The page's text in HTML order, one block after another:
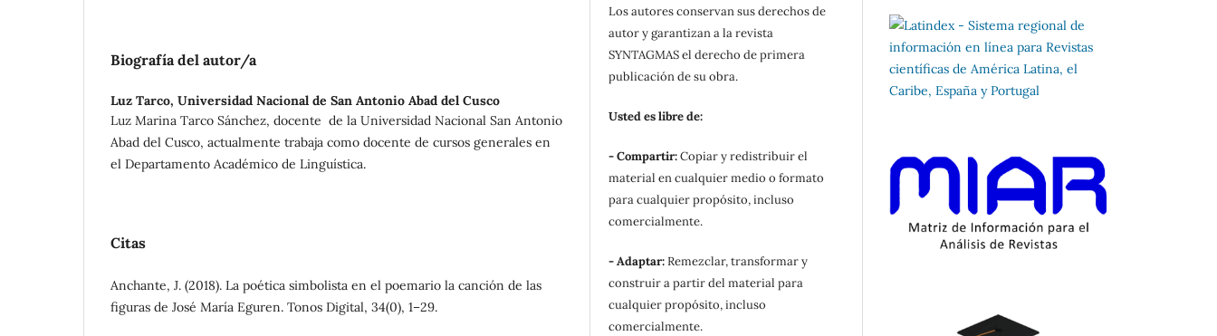
Biografía del autor/a
Luz Tarco, Universidad Nacional de San Antonio Abad del Cusco
Luz Marina Tarco Sánchez, docente de la Universidad Nacional San Antonio
Abad del Cusco, actualmente trabaja como docente de cursos generales en
el Departamento Académico de Linguística.
Citas
Anchante, J. (2018). La poética simbolista en el poemario la canción de las
figuras de José María Eguren. Tonos Digital, 34(0), 1–29.
Los autores conservan sus derechos de
autor y garantizan a la revista
SYNTAGMAS el derecho de primera
publicación de su obra.
Usted es libre de:
- Compartir:Copiar y redistribuir el
material en cualquier medio o formato
para cualquier propósito, incluso
comercialmente.
- Adaptar:Remezclar, transformar y
construir a partir del material para
cualquier propósito, incluso
comercialmente.